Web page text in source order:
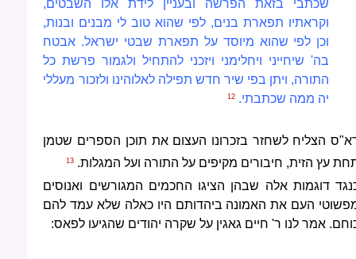
שכתבי בזאת הפרשה ובעניין לידת אלו השבטים,
וקראתיו תפארת בנים, לפי שהוא טוב לי מבנים ובנות,
וכן לפי שהוא מיוסד על תפארת שבטי ישראל. אבטח
בה' שיחייני ויחלימני ויזכני להתחיל ולגמור פרשת כל
התורה, ויתן בפי שיר חדש תפילה לאלוהינו ולזכור מעללי
יה ממה שכתבתי. 12
הצליח לשחזר בזכרונו העצום את תוכן הספרים שטמן
עץ הזית, חיבורים מקיפים על התורה ועל המגלות. 13
דוגמות אלה שבהן הציגו החכמים המגורשים ואנוסים
העם את האמונה ביהדותם היו כאלה שלא עמד להם
אמר לנו ר' חיים גאגין על שקרה יהודים שהגיעו לפאס: